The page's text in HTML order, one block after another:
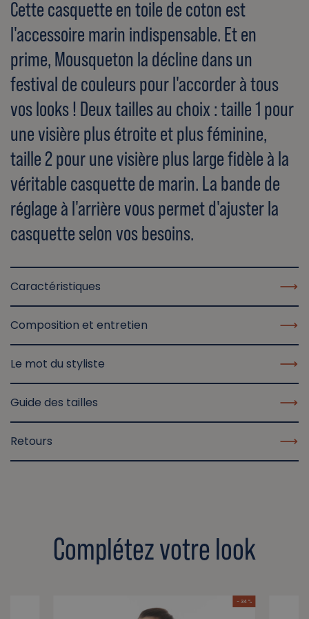
Cette casquette en toile de coton est
l'accessoire marin indispensable. Et en
prime, Mousqueton la décline dans un
festival de couleurs pour l'accorder à tous
vos looks ! Deux tailles au choix : taille 1 pour
une visière plus étroite et plus féminine,
taille 2 pour une visière plus large fidèle à la
véritable casquette de marin. La bande de
réglage à l'arrière vous permet d'ajuster la
casquette selon vos besoins.
Caractéristiques
Composition et entretien
Le mot du styliste
Guide des tailles
Retours
Complétez votre look
- 34 %